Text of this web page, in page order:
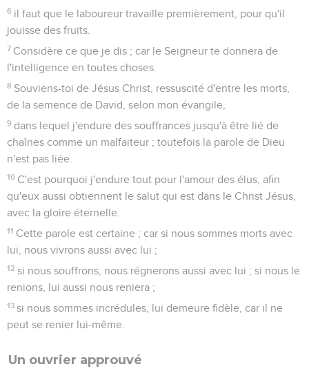
6 il faut que le laboureur travaille premièrement, pour qu'il
jouisse des fruits.
7 Considère ce que je dis ; car le Seigneur te donnera de
l'intelligence en toutes choses.
8 Souviens-toi de Jésus Christ, ressuscité d'entre les morts,
de la semence de David, selon mon évangile,
9 dans lequel j'endure des souffrances jusqu'à être lié de
chaînes comme un malfaiteur ; toutefois la parole de Dieu
n'est pas liée.
10 C'est pourquoi j'endure tout pour l'amour des élus, afin
qu'eux aussi obtiennent le salut qui est dans le Christ Jésus,
avec la gloire éternelle.
11 Cette parole est certaine ; car si nous sommes morts avec
lui, nous vivrons aussi avec lui ;
12 si nous souffrons, nous régnerons aussi avec lui ; si nous le
renions, lui aussi nous reniera ;
13 si nous sommes incrédules, lui demeure fidèle, car il ne
peut se renier lui-même.
Un ouvrier approuvé